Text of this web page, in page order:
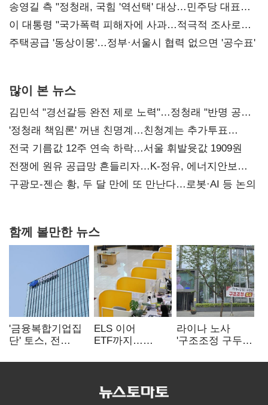
리모델링' 제안
송영길 측 "정청래, 국힘 '역선택' 대상…민주당 대표로
총선 지휘 못해"
이 대통령 "국가폭력 피해자에 사과…적극적 조사로
진실 밝혀야"
주택공급 '동상이몽'…정부·서울시 협력 없으면 '공수표'
많이 본 뉴스
김민석 "경선갈등 완전 제로 노력"…정청래 "반명 공세
사과부터"
'정청래 책임론' 꺼낸 친명계…친청계는 추가투표
때리기
전국 기름값 12주 연속 하락…서울 휘발윳값 1909원
전쟁에 원유 공급망 흔들리자…K-정유, 에너지안보
핵심으로 재부상
구광모-젠슨 황, 두 달 만에 또 만난다…로봇·AI 등 논의
함께 볼만한 뉴스
'금융복합기업집
단' 토스, 전
표준화
ELS 이어
ETF까지…
제동 걸린 은행
라이나 노사
'구조조정 구두